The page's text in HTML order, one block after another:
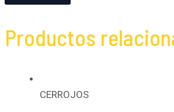
Productos
CERROJOS